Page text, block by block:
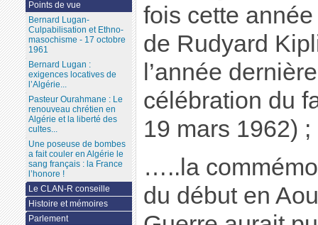
fois cette
de Rudyard
l’année
célébration du
19 mars 1962) ;
…..la
du début en
Points de vue
Bernard Lugan-
Culpabilisation et Ethno-
masochisme - 17 octobre
1961
Bernard Lugan :
exigences locatives de
l’Algérie...
Pasteur Ourahmane : Le
renouveau chrétien en
Algérie et la liberté des
cultes...
Une poseuse de bombes
a fait couler en Algérie le
sang français : la France
l’honore !
Le CLAN-R conseille
Histoire et mémoires
Parlement